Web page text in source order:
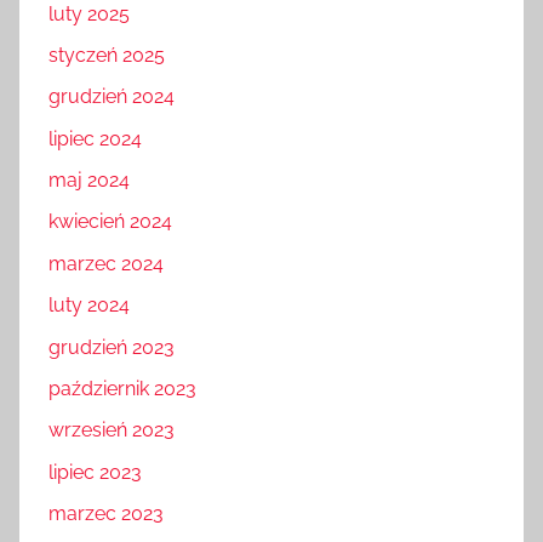
luty 2025
styczeń 2025
grudzień 2024
lipiec 2024
maj 2024
kwiecień 2024
marzec 2024
luty 2024
grudzień 2023
październik 2023
wrzesień 2023
lipiec 2023
marzec 2023